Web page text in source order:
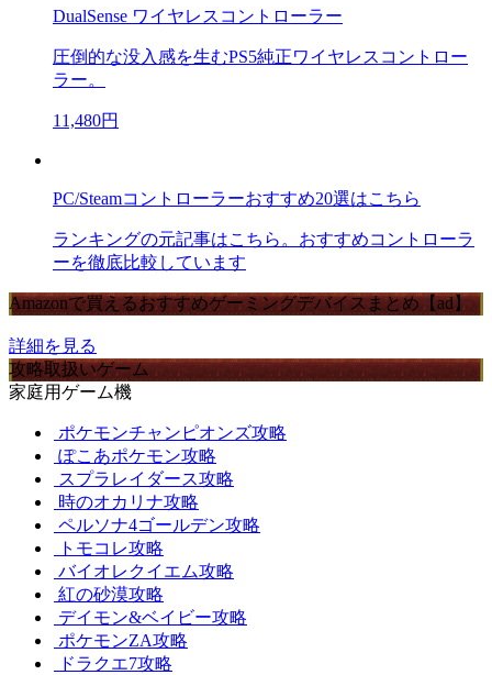
DualSense ワイヤレスコントローラー
圧倒的な没入感を生むPS5純正ワイヤレスコントロー
ラー。
11,480円
PC/Steamコントローラーおすすめ20選はこちら
ランキングの元記事はこちら。おすすめコントローラ
ーを徹底比較しています
Amazonで買えるおすすめゲーミングデバイスまとめ【ad】
詳細を見る
攻略取扱いゲーム
家庭用ゲーム機
ポケモンチャンピオンズ攻略
ぽこあポケモン攻略
スプラレイダース攻略
時のオカリナ攻略
ペルソナ4ゴールデン攻略
トモコレ攻略
バイオレクイエム攻略
紅の砂漠攻略
デイモン&ベイビー攻略
ポケモンZA攻略
ドラクエ7攻略